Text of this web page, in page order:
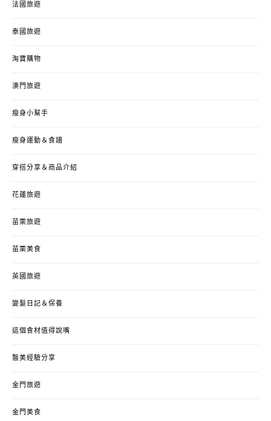
法國旅遊
泰國旅遊
淘寶購物
澳門旅遊
瘦身小幫手
瘦身運動＆食譜
穿搭分享＆商品介紹
花蓮旅遊
苗栗旅遊
苗栗美食
英國旅遊
變髮日記＆保養
這個食材值得說嘴
醫美經驗分享
金門旅遊
金門美食